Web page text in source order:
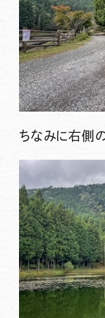
ちなみに右側